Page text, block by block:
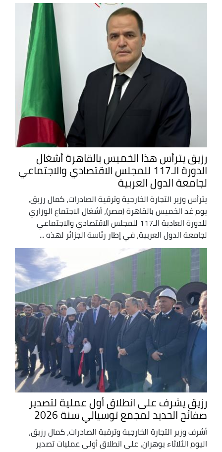
رزيق يترأس هذا الخميس بالقاهرة أشغال
الدورة الـ117 للمجلس الاقتصادي والاجتماعي
لجامعة الدول العربية
يترأس وزير التجارة الخارجية وترقية الصادرات، كمال رزيق،
يوم غد الخميس بالقاهرة (مصر)، أشغال الاجتماع الوزاري
للدورة العادية الـ117 للمجلس الاقتصادي والاجتماعي
لجامعة الدول العربية، في إطار رئاسة الجزائر لهذه ...
رزيق يشرف على انطلاق أول عملية لتصدير
صفائح الحديد لمجمع توسيالي سنة 2026
أشرف وزير التجارة الخارجية وترقية الصادرات، كمال رزيق،
اليوم الثلاثاء بوهران، على انطلاق أولى عمليات تصدير